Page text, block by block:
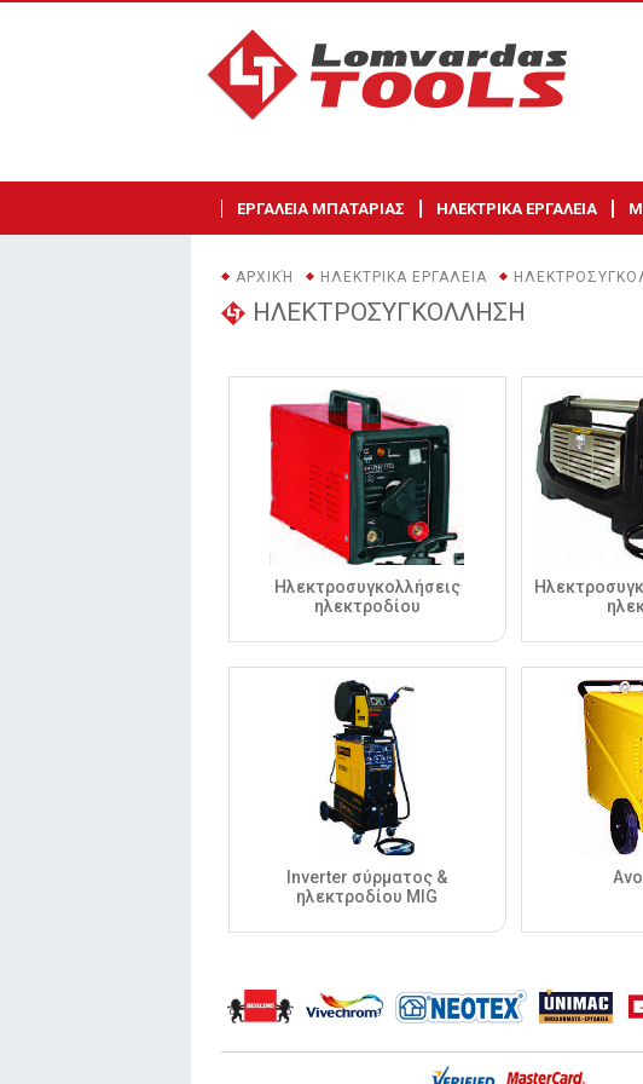
ΕΡΓΑΛΕΙΑ ΜΠΑΤΑΡΙΑΣ ΗΛΕΚΤΡΙΚΑ ΕΡΓΑΛΕΙΑ
ΑΡΧΙΚΉ ΗΛΕΚΤΡΙΚΑ ΕΡΓΑΛΕΙΑ
ΗΛΕΚΤΡΟΣΥΓΚΟΛΛΗΣΗ
Ηλεκτροσυγκολλήσεις
ηλεκτροδίου
Inverter σύρματος &
ηλεκτροδίου MIG